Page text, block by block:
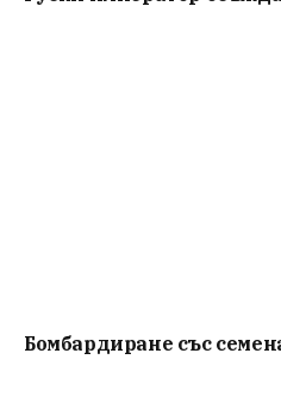
Бомбардиране със